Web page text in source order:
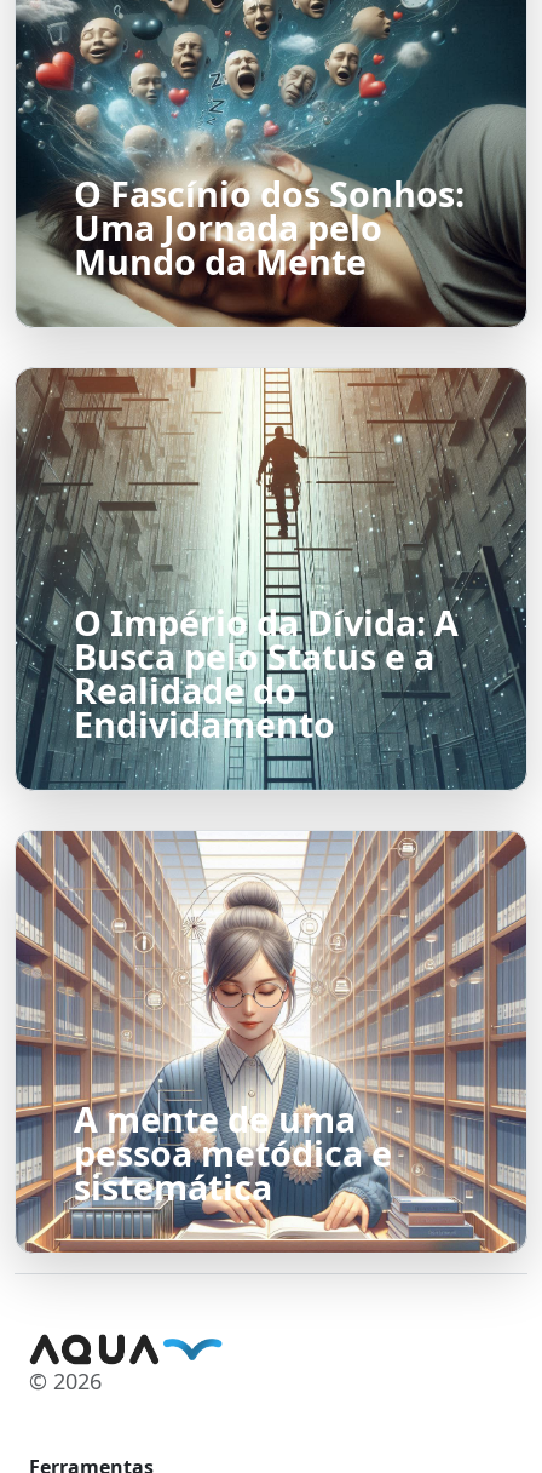
O Fascínio dos Sonhos:
Uma Jornada pelo
Mundo da Mente
O Império da Dívida: A
Busca pelo Status e a
Realidade do
Endividamento
A mente de uma
pessoa metódica e
sistemática
© 2026
Ferramentas